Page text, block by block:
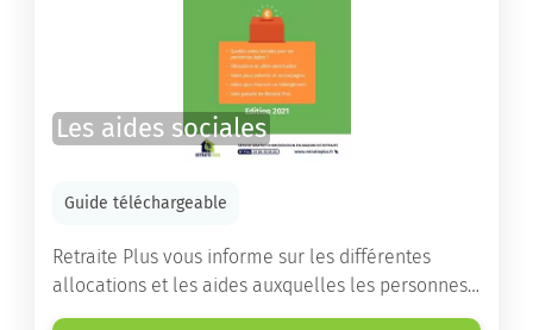
Les aides sociales
Guide téléchargeable
Retraite Plus vous informe sur les différentes
allocations et les aides auxquelles les personnes
âgées ont droit pour financer un séjour en maison